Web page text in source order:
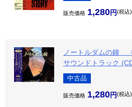
販売価格 1,280 税込
ノートルダムの鐘
サウンドトラック
中古品
販売価格 1,280 税込